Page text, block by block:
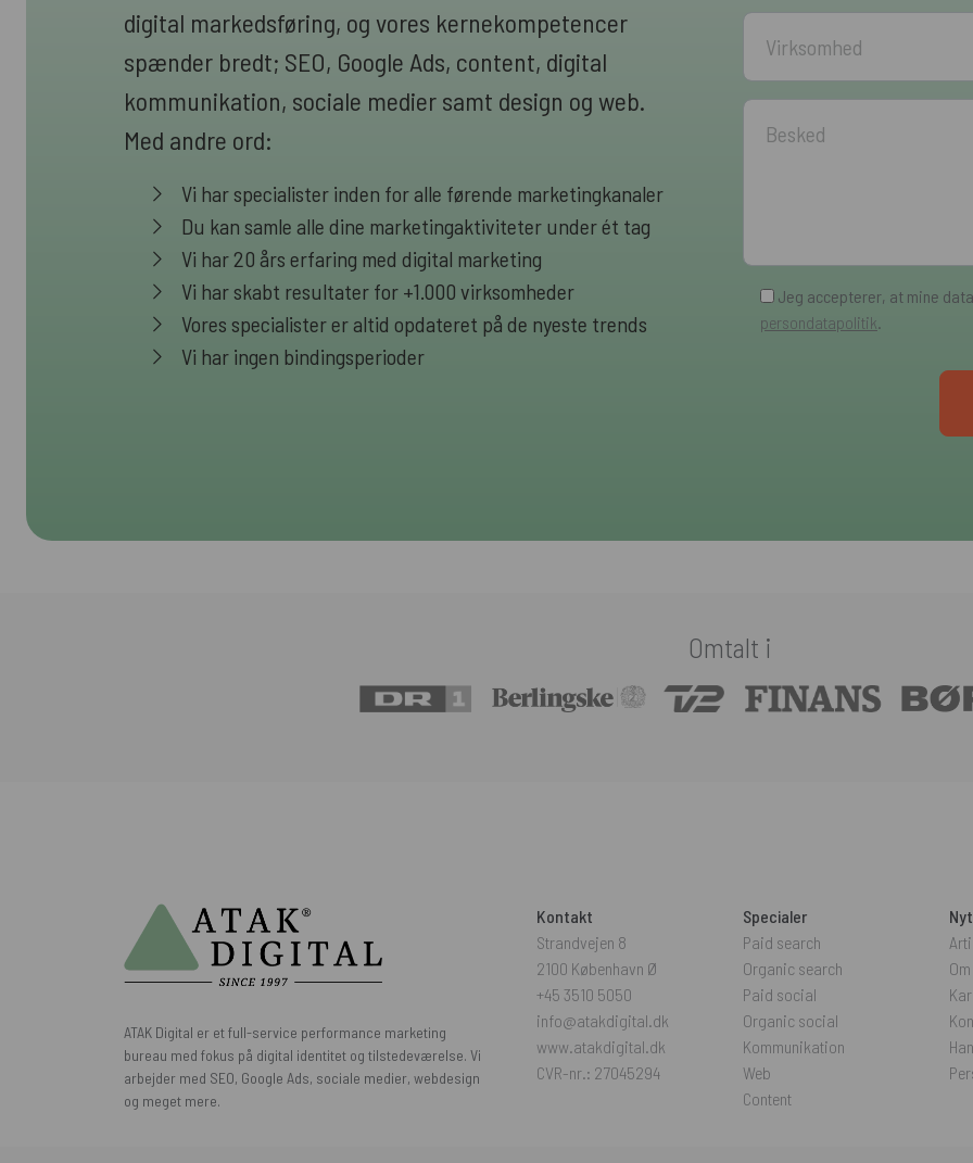
digital markedsføring, og vores kernekompetencer
spænder bredt; SEO, Google Ads, content, digital
kommunikation, sociale medier samt design og web.
Med andre ord:
Vi har specialister inden for alle førende marketingkanaler
Du kan samle alle dine marketingaktiviteter under ét tag
Vi har 20 års erfaring med digital marketing
Vi har skabt resultater for +1.000 virksomheder
Vores specialister er altid opdateret på de nyeste trends
Vi har ingen bindingsperioder
Jeg accepterer, at mine
persondatapolitik.
Omtalt i
ATAK Digital er et full-service performance marketing
bureau med fokus på digital identitet og tilstedeværelse. Vi
arbejder med SEO, Google Ads, sociale medier, webdesign
og meget mere.
Kontakt
Strandvejen 8
2100 København Ø
+45 3510 5050
info@atakdigital.dk
www.atakdigital.dk
CVR-nr.: 27045294
Specialer
Paid search
Organic search
Paid social
Organic social
Kommunikation
Web
Content